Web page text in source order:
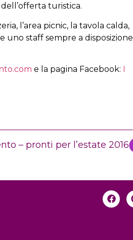
turistica.
l’area picnic, la tavola calda,
uno staff sempre a disposizione
e la pagina Facebook: I
– pronti per l’estate 2016